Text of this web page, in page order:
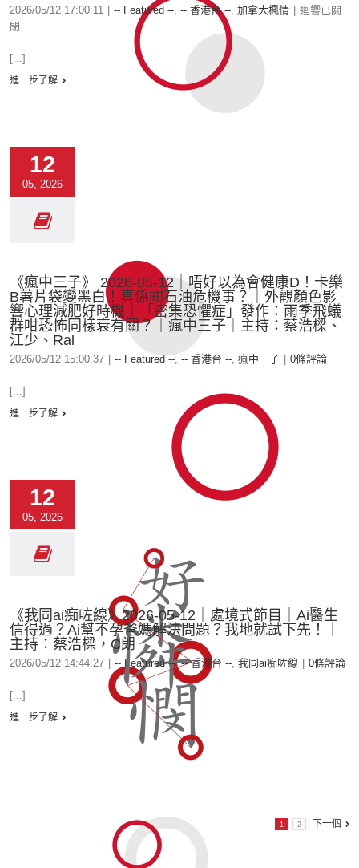
2026/05/12 17:00:11 -- Featured --, -- 香港台 --, 加拿大楓情
迴響已關
閉
[...]
進一步了解
12
05, 2026
《瘋中三子》 2026-05-12｜唔好以為會健康D！卡樂
B薯片袋變黑白！真係關石油危機事？｜外觀顏色影
響心理減肥好時機｜「密集恐懼症」發作：雨季飛蟻
群咁恐怖同樣衰有關？｜瘋中三子｜主持：蔡浩樑、
江少、Ral
2026/05/12 15:00:37 -- Featured --, -- 香港台 --, 瘋中三子 0條評論
[...]
進一步了解
12
05, 2026
《我同ai痴咗線》2026-05-12｜處境式節目｜Ai醫生
信得過？Ai幫不孕爸媽解決問題？我地就試下先！｜
主持：蔡浩樑，C朗
2026/05/12 14:44:27 -- Featured --,-- 香港台 --, 我同ai痴咗線 0條評論
[...]
進一步了解
1 2 下一個